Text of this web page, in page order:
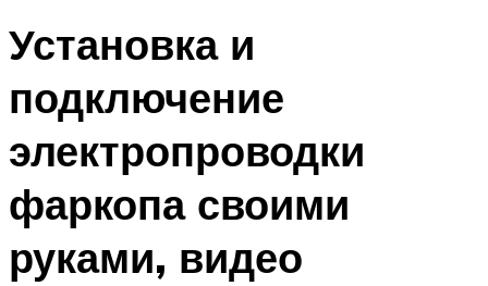
Установка и
подключение
электропроводки
фаркопа своими
руками, видео